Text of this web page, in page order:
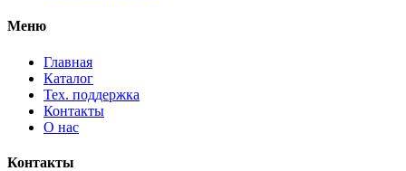
Меню
Главная
Каталог
Тех. поддержка
Контакты
О нас
Контакты